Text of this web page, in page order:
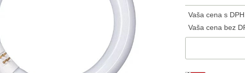
Vaša cena s DPH
Vaša cena bez